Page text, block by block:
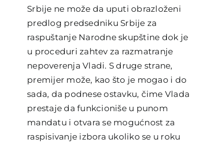
Srbije ne može da uputi obrazloženi
predlog predsedniku Srbije za
raspuštanje Narodne skupštine dok je
u proceduri zahtev za razmatranje
nepoverenja Vladi. S druge strane,
premijer može, kao što je mogao i do
sada, da podnese ostavku, čime Vlada
prestaje da funkcioniše u punom
mandatu i otvara se mogućnost za
raspisivanje izbora ukoliko se u roku